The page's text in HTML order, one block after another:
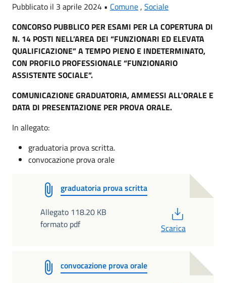
Pubblicato il 3 aprile 2024 • Comune, Sociale
CONCORSO PUBBLICO PER ESAMI PER LA COPERTURA DI
N. 14 POSTI NELL’AREA DEI “FUNZIONARI ED ELEVATA
QUALIFICAZIONE” A TEMPO PIENO E INDETERMINATO,
CON PROFILO PROFESSIONALE “FUNZIONARIO
ASSISTENTE SOCIALE”.
COMUNICAZIONE GRADUATORIA, AMMESSI ALL'ORALE E
DATA DI PRESENTAZIONE PER PROVA ORALE.
In allegato:
graduatoria prova scritta.
convocazione prova orale
graduatoria prova scritta
Allegato 118.20 KB
formato pdf
Scarica
convocazione prova orale